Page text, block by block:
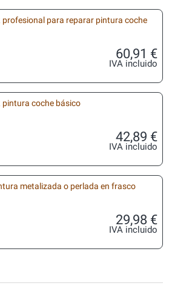
profesional para reparar pintura coche
60,91 €
IVA incluido
pintura coche básico
42,89 €
IVA incluido
metalizada o perlada en frasco
29,98 €
IVA incluido